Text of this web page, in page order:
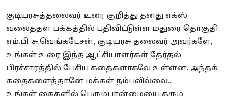
குடியரசுத்தலைவர் உரை குறித்து தனது எக்ஸ்
வலைத்தள பக்கத்தில் பதிவிட்டுள்ள மதுரை தொகுதி
எம்.பி. சு.வெங்கடேசன், குடியரசு தலைவர் அவர்களே,
உங்கள் உரை இந்த ஆட்சியாளர்கள் தேர்தல்
பிரச்சாரத்தில் பேசிய கதைகளாகவே உள்ளன. அந்தக்
கதைகளைத்தானே மக்கள் நம்பவில்லை...